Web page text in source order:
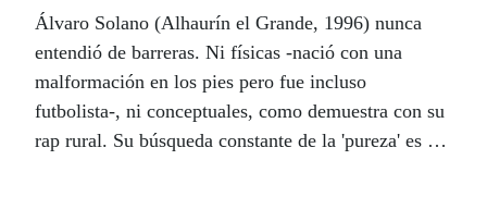
Álvaro Solano (Alhaurín el Grande, 1996) nunca
entendió de barreras. Ni físicas -nació con una
malformación en los pies pero fue incluso
futbolista-, ni conceptuales, como demuestra con su
rap rural. Su búsqueda constante de la 'pureza' es un